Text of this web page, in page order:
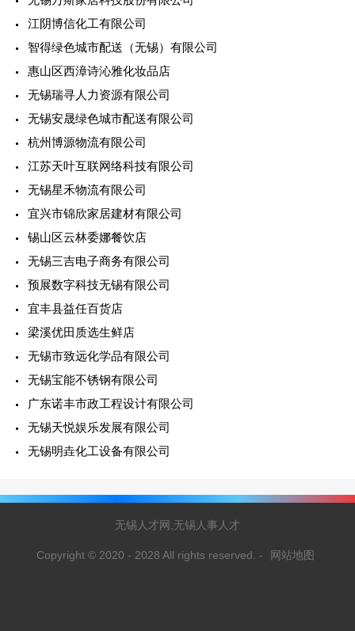
江阴博信化工有限公司
智得绿色城市配送（无锡）有限公司
惠山区西漳诗沁雅化妆品店
无锡瑞寻人力资源有限公司
无锡安晟绿色城市配送有限公司
杭州博源物流有限公司
江苏天叶互联网络科技有限公司
无锡星禾物流有限公司
宜兴市锦欣家居建材有限公司
锡山区云林委娜餐饮店
无锡三吉电子商务有限公司
预展数字科技无锡有限公司
宜丰县益任百货店
梁溪优田质选生鲜店
无锡市致远化学品有限公司
无锡宝能不锈钢有限公司
广东诺丰市政工程设计有限公司
无锡天悦娱乐发展有限公司
无锡明垚化工设备有限公司
无锡人才网,无锡人事人才
Copyright © 2020 - 2028 All rights reserved. - 网站地图